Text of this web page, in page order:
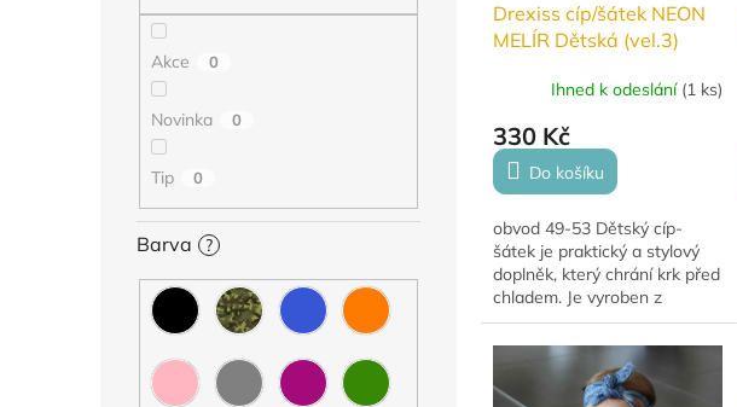
Akce 0
Novinka 0
Tip 0
Barva ?
Drexiss cíp/šátek NEON
MELÍR Dětská (vel.3)
Ihned k odeslání (1 ks)
330 Kč
Do košíku
obvod 49-53 Dětský cíp-
šátek je praktický a stylový
doplněk, který chrání krk před
chladem. Je vyroben z
měkkého, prodyšného
materiálu, který je šetrný k
dětské pokožce. Díky...